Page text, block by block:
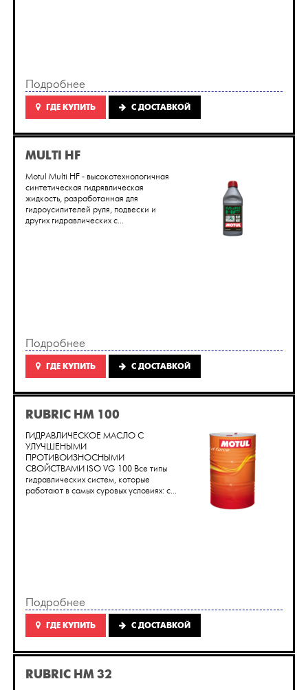
Подробнее
ГДЕ КУПИТЬ C ДОСТАВКОЙ
MULTI HF
Motul Multi HF - высокотехнологичная
синтетическая гидрявлическая
жидкость, разработанная для
гидроусилителей руля, подвески и
других гидравлических с...
Подробнее
ГДЕ КУПИТЬ C ДОСТАВКОЙ
RUBRIC HM 100
ГИДРАВЛИЧЕСКОЕ МАСЛО С
УЛУЧШЕНЫМИ
ПРОТИВОИЗНОСНЫМИ
СВОЙСТВАМИ ISO VG 100 Все типы
гидравлических систем, которые
работают в самых суровых условиях: с...
Подробнее
ГДЕ КУПИТЬ C ДОСТАВКОЙ
RUBRIC HM 32